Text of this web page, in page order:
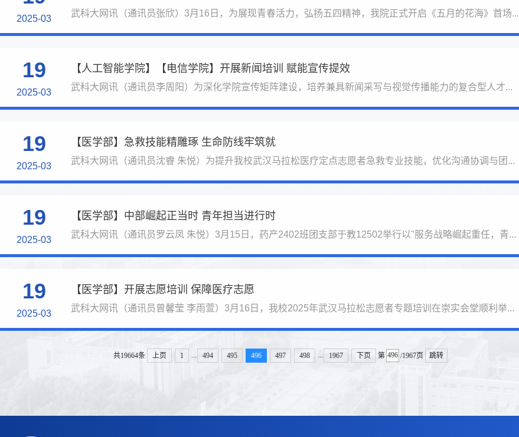
2025-03
武科大网讯（通讯员张欣）3月16日，为展现青春活力，弘扬五四精神，我院正式开启《五月的花海》首场...
19
2025-03
【人工智能学院】【电信学院】开展新闻培训 赋能宣传提效
武科大网讯（通讯员李周阳）为深化学院宣传矩阵建设，培养兼具新闻采写与视觉传播能力的复合型人才...
19
2025-03
【医学部】急救技能精雕琢 生命防线牢筑就
武科大网讯（通讯员沈睿 朱悦）为提升我校武汉马拉松医疗定点志愿者急救专业技能，优化沟通协调与团...
19
2025-03
【医学部】中部崛起正当时 青年担当进行时
武科大网讯（通讯员罗云凤 朱悦）3月15日，药产2402班团支部于教12502举行以"服务战略崛起重任，青...
19
2025-03
【医学部】开展志愿培训 保障医疗志愿
武科大网讯（通讯员曾馨莹 李雨萱）3月16日，我校2025年武汉马拉松志愿者专题培训在崇实会堂顺利举...
共19664条 上页 1 494 495 496 497 498 1967 下页 第 /1967页 跳转